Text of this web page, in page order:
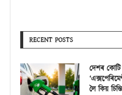
RECENT POSTS
দেশৰ
লৈ কিয়